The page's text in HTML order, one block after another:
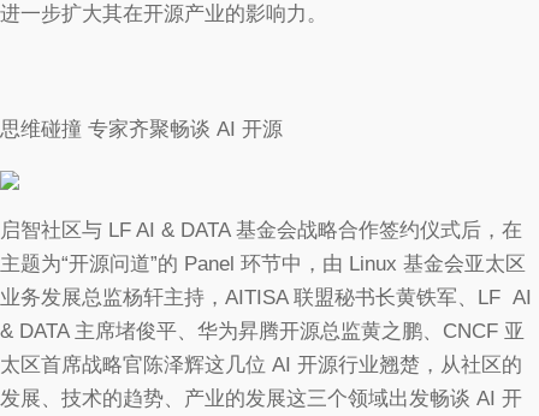
进一步扩大其在开源产业的影响力。
思维碰撞 专家齐聚畅谈 AI 开源
启智社区与 LF AI & DATA 基金会战略合作签约仪式后，在
主题为“开源问道”的 Panel 环节中，由 Linux 基金会亚太区
业务发展总监杨轩主持，AITISA 联盟秘书长黄铁军、LF AI
& DATA 主席堵俊平、华为昇腾开源总监黄之鹏、CNCF 亚
太区首席战略官陈泽辉这几位 AI 开源行业翘楚，从社区的
发展、技术的趋势、产业的发展这三个领域出发畅谈 AI 开